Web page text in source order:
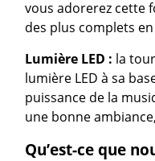
vous adorerez cette
des plus complets
Lumière LED : la
lumière LED à sa
puissance de la
une bonne
Qu’est-ce que